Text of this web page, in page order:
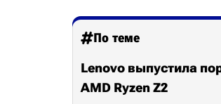
По теме
Lenovo выпустила
AMD Ryzen Z2